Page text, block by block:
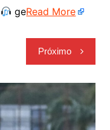
geRead More
Próximo